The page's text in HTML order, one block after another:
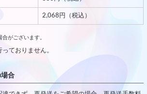
JOIN
2,068円（税込）
がございます。
ておりません。
合